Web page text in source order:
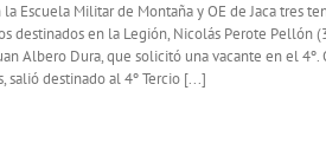
Escuela Militar de Montaña y OE de Jaca tres
destinados en la Legión, Nicolás Perote Pellón
Albero Dura, que solicitó una vacante en el 4º.
salió destinado al 4º Tercio [...]